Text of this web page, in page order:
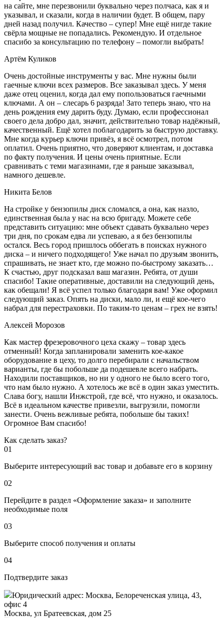
на сайте, мне перезвонили буквально через полчаса, как я и
указывал, и сказали, когда в наличии будет. В общем, пару
дней назад получил. Качество – супер! Мне ещё нигде такие
свёрла мощные не попадались. Рекомендую. И отдельное
спасибо за консультацию по телефону – помогли выбрать!
Артём Куликов
Очень достойные инструменты у вас. Мне нужны были
гаечные ключи всех размеров. Все заказывал здесь. У меня
даже отец оценил, когда дал ему попользоваться гаечными
ключами. А он – слесарь 6 разряда! Зато теперь знаю, что на
день рождения ему дарить буду. Думаю, если профессионал
своего дела добро дал, значит, действительно товар надёжный,
качественный. Ещё хотел поблагодарить за быструю доставку.
Мне когда курьер ключи привёз, я всё осмотрел, потом
оплатил. Очень приятно, что доверяют клиентам, и доставка
по факту получения. И цены очень приятные. Если
сравнивать с теми магазинами, где я раньше заказывал,
намного дешевле.
Никита Белов
На стройке у бензопилы диск сломался, а она, как назло,
единственная была у нас на всю бригаду. Можете себе
представить ситуацию: мне объект сдавать буквально через
три дня, по срокам едва ли успеваю, а я без бензопилы
остался. Весь город пришлось оббегать в поисках нужного
диска – и ничего подходящего! Уже начал по друзьям звонить,
спрашивать, не знает кто, где можно по-быстрому заказать…
К счастью, друг подсказал ваш магазин. Ребята, от души
спасибо! Такие оперативные, доставили на следующий день,
как обещали! Я всё успел только благодаря вам! Уже оформил
следующий заказ. Опять на диски, мало ли, и ещё кое-чего
набрал для перестраховки. По таким-то ценам – грех не взять!
Алексей Морозов
Как мастер фрезеровочного цеха скажу – товар здесь
отменный! Когда запланировали заменить кое-какое
оборудование в цеху, то долго перебирали с начальством
варианты, где бы побольше да подешевле всего набрать.
Находили поставщиков, но ни у одного не было всего того,
что нам было нужно. А хотелось же всё в один заказ уместить.
Слава богу, нашли Инжстрой, где всё, что нужно, и оказалось.
Всё в идеальном качестве привезли, выгрузили, помогли
занести. Очень вежливые ребята, побольше бы таких!
Огромное Вам спасибо!
Как сделать заказ?
01
Выберите интересующий вас товар и добавьте его в корзину
02
Перейдите в раздел «Оформление заказа» и заполните
необходимые поля
03
Выберите способ получения и оплаты
04
Подтвердите заказ
Юридический адрес: Москва, Белореченская улица, 43,
офис 4
Москва, ул Братеевская, дом 25